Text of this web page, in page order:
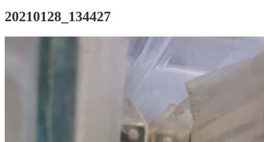
20210128_134427